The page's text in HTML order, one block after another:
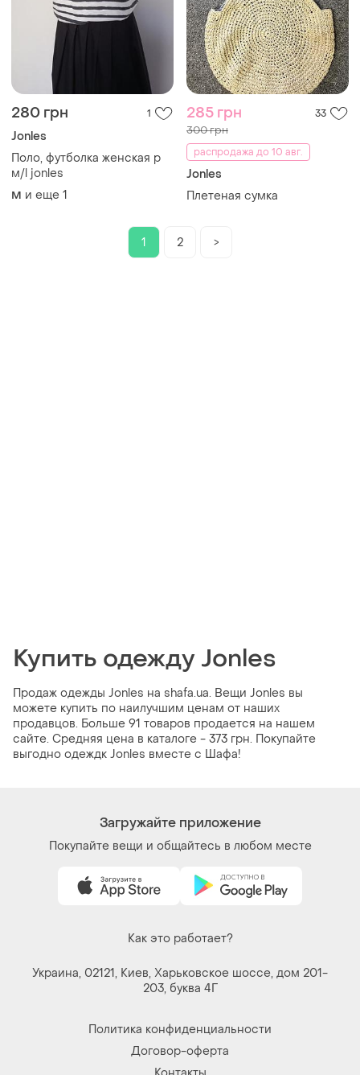
280 грн 1
Jonles
Поло, футболка женская р
м/l jonles
M и еще 1
285 грн 33
300 грн
распродажа до 10 авг.
Jonles
Плетеная сумка
1 2 >
Купить одежду Jonles
Продаж одежды Jonles на shafa.ua. Вещи Jonles вы
можете купить по наилучшим ценам от наших
продавцов. Больше 91 товаров продается на нашем
сайте. Средняя цена в каталоге - 373 грн. Покупайте
выгодно одеждк Jonles вместе с Шафа!
Загружайте приложение
Покупайте вещи и общайтесь в любом месте
Как это работает?
Украина, 02121, Киев, Харьковское шоссе, дом 201-
203, буква 4Г
Политика конфиденциальности
Договор-оферта